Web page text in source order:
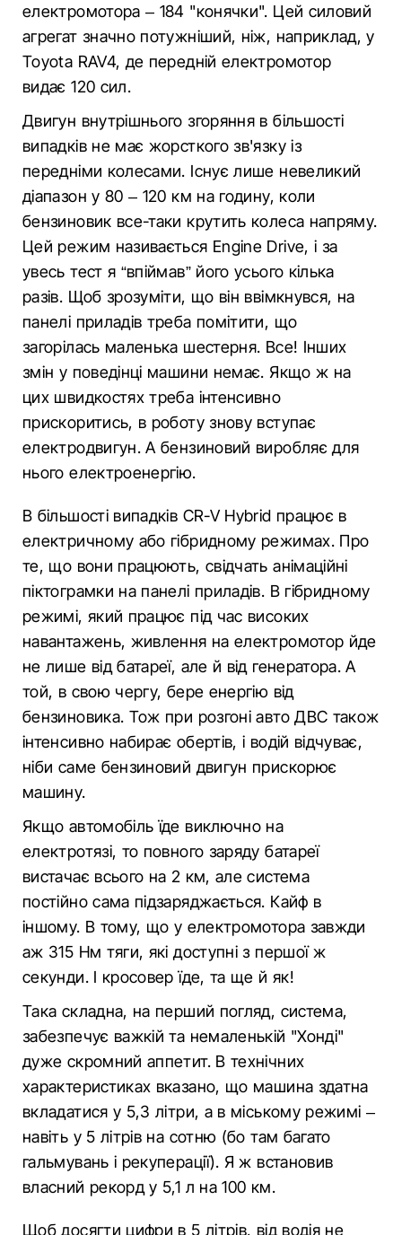
електромотора – 184 "конячки". Цей силовий
агрегат значно потужніший, ніж, наприклад, у
Toyota RAV4, де передній електромотор
видає 120 сил.
Двигун внутрішнього згоряння в більшості
випадків не має жорсткого зв'язку із
передніми колесами. Існує лише невеликий
діапазон у 80 – 120 км на годину, коли
бензиновик все-таки крутить колеса напряму.
Цей режим називається Engine Drive, і за
увесь тест я “впіймав” його усього кілька
разів. Щоб зрозуміти, що він ввімкнувся, на
панелі приладів треба помітити, що
загорілась маленька шестерня. Все! Інших
змін у поведінці машини немає. Якщо ж на
цих швидкостях треба інтенсивно
прискоритись, в роботу знову вступає
електродвигун. А бензиновий виробляє для
нього електроенергію.
В більшості випадків CR-V Hybrid працює в
електричному або гібридному режимах. Про
те, що вони працюють, свідчать анімаційні
піктограмки на панелі приладів. В гібридному
режимі, який працює під час високих
навантажень, живлення на електромотор йде
не лише від батареї, але й від генератора. А
той, в свою чергу, бере енергію від
бензиновика. Тож при розгоні авто ДВС також
інтенсивно набирає обертів, і водій відчуває,
ніби саме бензиновий двигун прискорює
машину.
Якщо автомобіль їде виключно на
електротязі, то повного заряду батареї
вистачає всього на 2 км, але система
постійно сама підзаряджається. Кайф в
іншому. В тому, що у електромотора завжди
аж 315 Нм тяги, які доступні з першої ж
секунди. І кросовер їде, та ще й як!
Така складна, на перший погляд, система,
забезпечує важкій та немаленькій "Хонді"
дуже скромний аппетит. В технічних
характеристиках вказано, що машина здатна
вкладатися у 5,3 літри, а в міському режимі –
навіть у 5 літрів на сотню (бо там багато
гальмувань і рекуперації). Я ж встановив
власний рекорд у 5,1 л на 100 км.
Щоб досягти цифри в 5 літрів, від водія не